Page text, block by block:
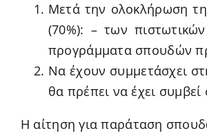
Μετά την ολοκλήρωση
(70%): – των
προγράμματα σπουδών
Να έχουν συμμετάσχει
θα πρέπει να έχει
Η αίτηση για παράταση